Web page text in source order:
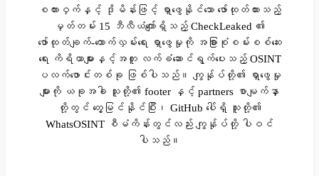
စကားဝှက်နှင့် ဒိုမိန်းဖြင့် ရှာဖွေနိုင်သော ဖော်ထုတ်ထားသည့်
မှတ်တမ်း 15 ဘီလီယံကျော်ရှိသည့် CheckLeaked ၏
ဖော်ထုတ်ချက်-ထောက်လှမ်းရေး ရှာဖွေမှုကို အခြားစုံစမ်းစစ်ဆေး
ရေး ကိရိယာများနှင့်အတူ လက်ခံဆောင်ရွက်ပေးသည့် OSINT
ပလက်ဖောင်းတစ်ခု ဖြစ်ပါသည်။ ကျွန်ုပ်တို့၏ ရှာဖွေမှု
များကို ယခုအခါ သူတို့၏ footer နှင့် partners စာမျက်နှာ
တို့တွင် တွေ့မြင်နိုင်ပြီး၊ GitHub ပေါ်ရှိ သူတို့၏
WhatsOSINT စီမံကိန်းတွင်လည်း ကျွန်ုပ်တို့ ပါဝင်
ပါသည်။